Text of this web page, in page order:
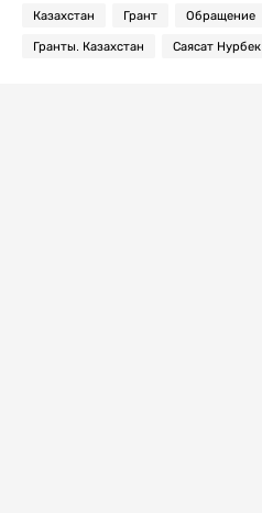
Казахстан Грант Обращение
Гранты. Казахстан Саясат Нурбек